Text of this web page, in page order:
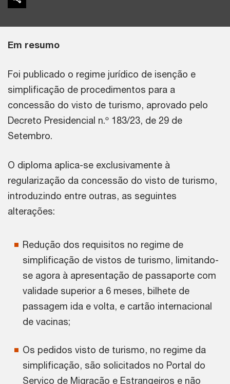
Em resumo
Foi publicado o regime jurídico de isenção e
simplificação de procedimentos para a
concessão do visto de turismo, aprovado pelo
Decreto Presidencial n.º 183/23, de 29 de
Setembro.
O diploma aplica-se exclusivamente à
regularização da concessão do visto de turismo,
introduzindo entre outras, as seguintes
alterações:
Redução dos requisitos no regime de
simplificação de vistos de turismo, limitando-
se agora à apresentação de passaporte com
validade superior a 6 meses, bilhete de
passagem ida e volta, e cartão internacional
de vacinas;
Os pedidos visto de turismo, no regime da
simplificação, são solicitados no Portal do
Serviço de Migração e Estrangeiros e não